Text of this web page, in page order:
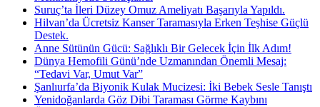
Suruç’ta İleri Düzey Omuz Ameliyatı Başarıyla Yapıldı.
Hilvan’da Ücretsiz Kanser Taramasıyla Erken Teşhise Güçlü
Destek.
Anne Sütünün Gücü: Sağlıklı Bir Gelecek İçin İlk Adım!
Dünya Hemofili Günü’nde Uzmanından Önemli Mesaj:
“Tedavi Var, Umut Var”
Şanlıurfa’da Biyonik Kulak Mucizesi: İki Bebek Sesle Tanıştı
Yenidoğanlarda Göz Dibi Taraması Görme Kaybını